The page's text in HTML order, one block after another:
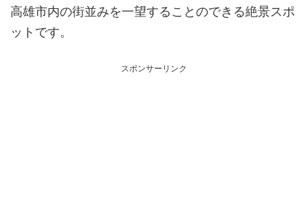
高雄市内の街並みを一望することのできる絶景スポ
ットです。
スポンサーリンク